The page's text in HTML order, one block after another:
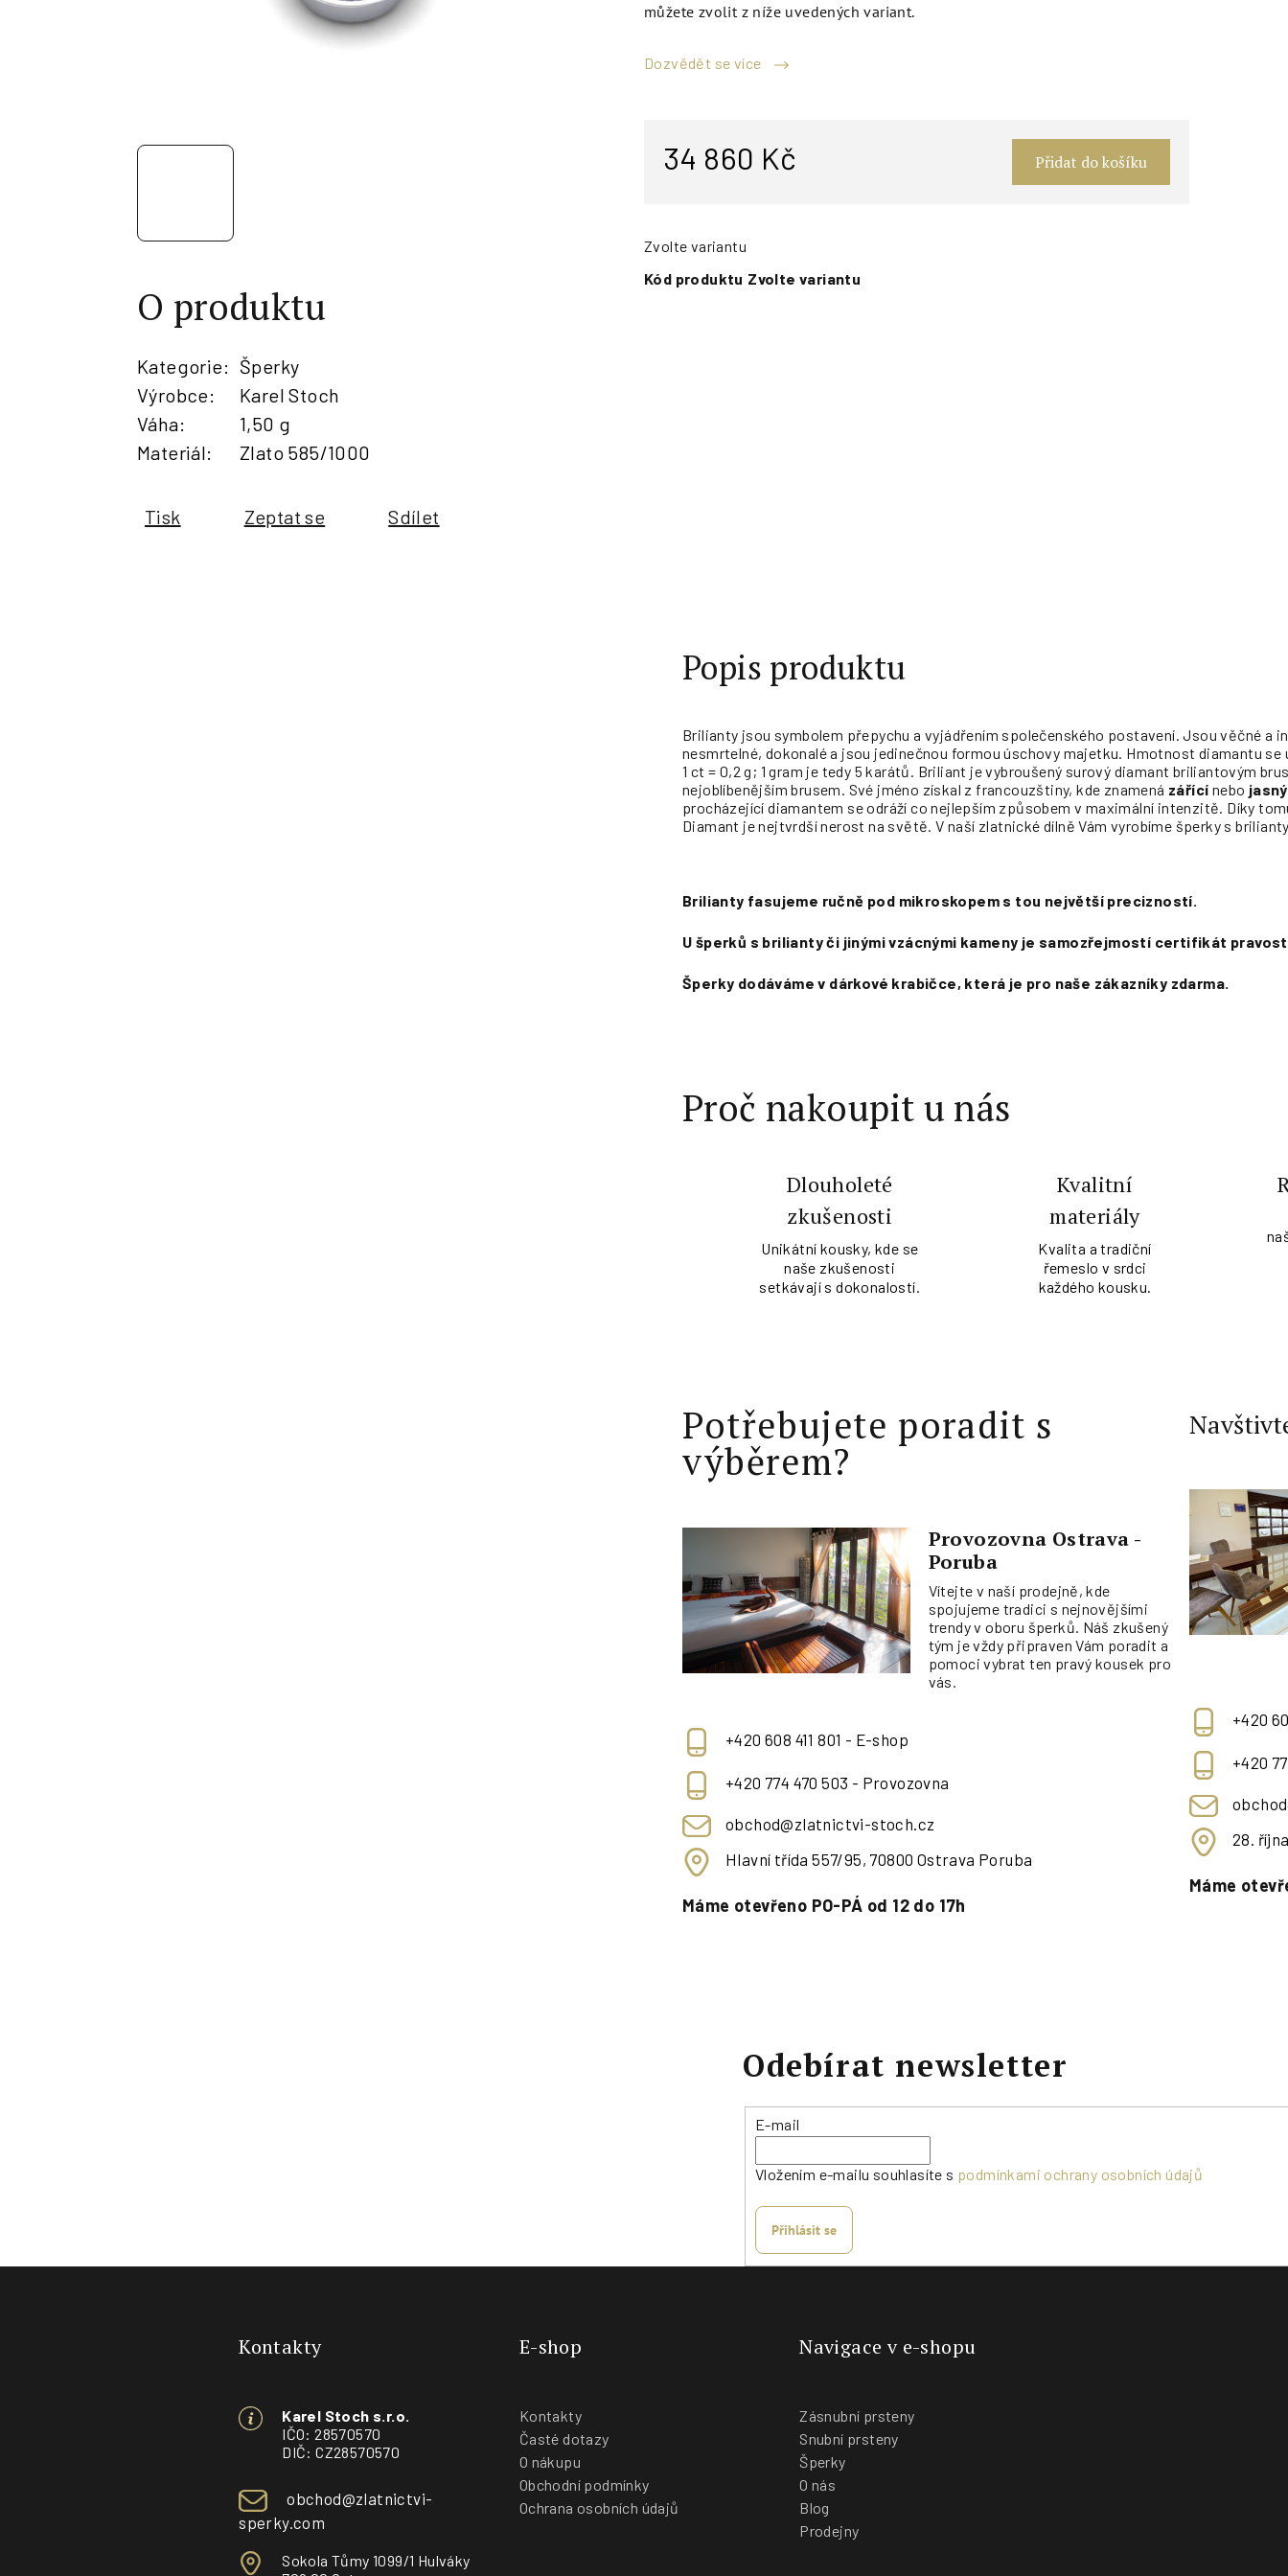
můžete zvolit z níže uvedených variant.
Dozvědět se více
34 860 Kč Přidat do košíku
Zvolte variantu
Kód produktu Zvolte variantu
O produktu
Kategorie: Šperky
Výrobce:
Karel Stoch
Váha:
1,50 g
Materiál: Zlato 585/1000
Tisk Zeptat se Sdílet
Popis produktu
Brilianty jsou symbolem přepychu a vyjádřením společenského postavení. Jsou věčné a
nesmrtelné, dokonalé a jsou jedinečnou formou úschovy majetku. Hmotnost diamantu se
1 ct = 0,2 g; 1 gram je tedy 5 karátů. Briliant je vybroušený surový diamant briliantovým
nejoblíbenějším brusem. Své jméno získal z francouzštiny, kde znamená zářící nebo jasný
procházející diamantem se odráží co nejlepším způsobem v maximální intenzitě. Díky
Diamant je nejtvrdší nerost na světě. V naší zlatnické dílně Vám vyrobíme šperky s
Brilianty fasujeme ručně pod mikroskopem s tou největší precizností.
U šperků s brilianty či jinými vzácnými kameny je samozřejmostí certifikát
Šperky dodáváme v dárkové krabičce, která je pro naše zákazníky zdarma.
Proč nakoupit u nás
Dlouholeté
zkušenosti
Unikátní kousky, kde se
naše zkušenosti
setkávají s dokonalostí.
Kvalitní
materiály
Kvalita a tradiční
řemeslo v srdci
každého kousku.
Potřebujete poradit s
výběrem?
Provozovna Ostrava -
Poruba
Vítejte v naší prodejně, kde
spojujeme tradici s nejnovějšími
trendy v oboru šperků. Náš zkušený
tým je vždy připraven Vám poradit a
pomoci vybrat ten pravý kousek pro
vás.
+420 608 411 801 - E-shop
+420 774 470 503 - Provozovna
obchod@zlatnictvi-stoch.cz
Hlavní třída 557/95, 70800 Ostrava Poruba
Máme otevřeno PO-PÁ od 12 do 17h
+420
+420
28.
Máme
Odebírat newsletter
E-mail
Vložením e-mailu souhlasíte s podmínkami ochrany osobních údajů
Přihlásit se
Kontakty
Karel Stoch s.r.o.
IČO: 28570570
DIČ: CZ28570570
obchod@zlatnictvi-
sperky.com
Sokola Tůmy 1099/1 Hulváky
E-shop
Kontakty
Časté dotazy
O nákupu
Obchodní podmínky
Ochrana osobních údajů
Navigace v e-shopu
Zásnubní prsteny
Snubní prsteny
Šperky
O nás
Blog
Prodejny